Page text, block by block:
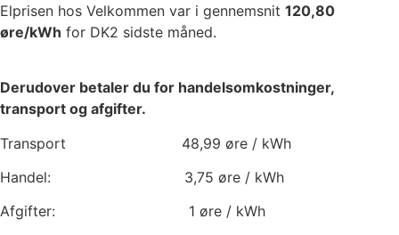
Elprisen hos Velkommen var i gennemsnit 120,80
øre/kWh for DK2 sidste måned.
Derudover betaler du for handelsomkostninger,
transport og afgifter.
Transport 48,99 øre / kWh
Handel: 3,75 øre / kWh
Afgifter: 1 øre / kWh